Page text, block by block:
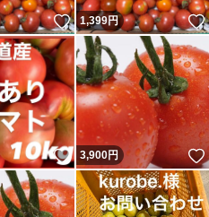
いいね！
1,399円
いいね！
3,900円